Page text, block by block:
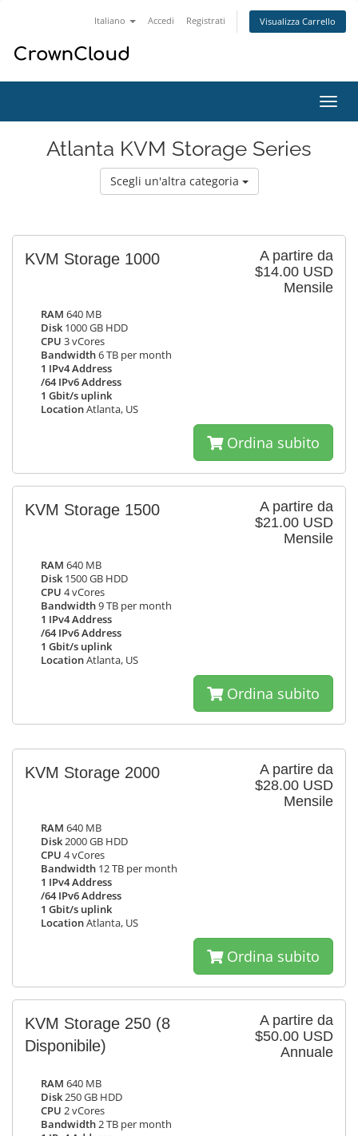
Italiano Accedi Registrati Visualizza Carrello
Attiva
Atlanta KVM Storage Series
Scegli un'altra categoria
A partire da
$14.00 USD
Mensile
KVM Storage 1000
RAM 640 MB
Disk 1000 GB HDD
CPU 3 vCores
Bandwidth6 TB per month
1 IPv4 Address
/64 IPv6 Address
1 Gbit/s uplink
LocationAtlanta, US
Ordina subito
A partire da
$21.00 USD
Mensile
KVM Storage 1500
RAM 640 MB
Disk 1500 GB HDD
CPU 4 vCores
Bandwidth9 TB per month
1 IPv4 Address
/64 IPv6 Address
1 Gbit/s uplink
LocationAtlanta, US
Ordina subito
A partire da
$28.00 USD
Mensile
KVM Storage 2000
RAM 640 MB
Disk2000 GB HDD
CPU 4 vCores
Bandwidth 12 TB per month
1 IPv4 Address
/64 IPv6 Address
1 Gbit/s uplink
LocationAtlanta, US
Ordina subito
A partire da
$50.00 USD
Annuale
KVM Storage 250 (8
Disponibile)
RAM 640 MB
Disk250 GB HDD
CPU 2 vCores
Bandwidth2 TB per month